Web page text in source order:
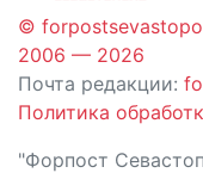
©
2006 — 2026
Почта редакции:
Политика
"Форпост